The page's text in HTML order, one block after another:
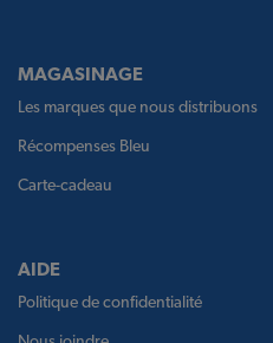
MAGASINAGE
Les marques que nous distribuons
Récompenses Bleu
Carte-cadeau
AIDE
Politique de confidentialité